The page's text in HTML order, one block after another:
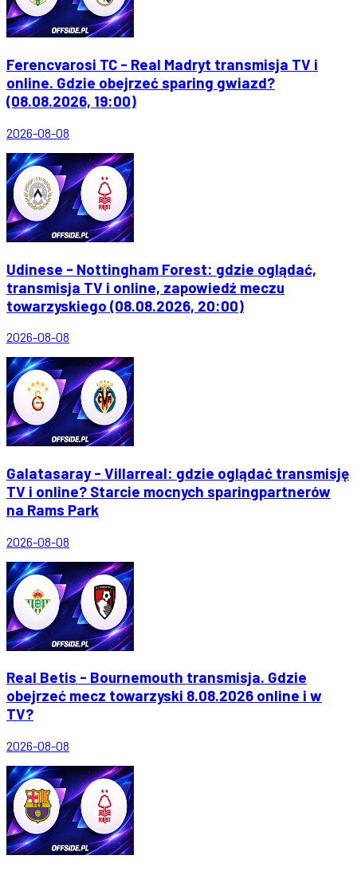
Ferencvarosi TC - Real Madryt transmisja TV i
online. Gdzie obejrzeć sparing gwiazd?
(08.08.2026, 19:00)
2026-08-08
Udinese - Nottingham Forest: gdzie oglądać,
transmisja TV i online, zapowiedź meczu
towarzyskiego (08.08.2026, 20:00)
2026-08-08
Galatasaray - Villarreal: gdzie oglądać transmisję
TV i online? Starcie mocnych sparingpartnerów
na Rams Park
2026-08-08
Real Betis - Bournemouth transmisja. Gdzie
obejrzeć mecz towarzyski 8.08.2026 online i w
TV?
2026-08-08